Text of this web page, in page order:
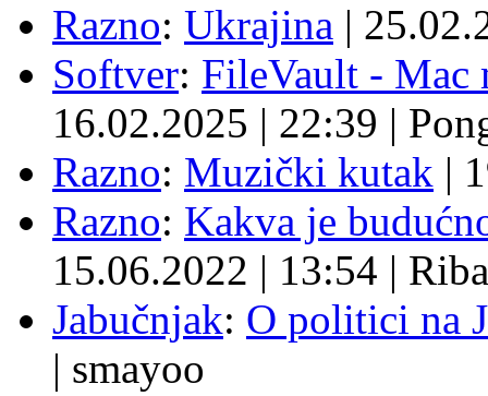
Razno: Ukrajina |
Softver: FileVault - Mac
16.02.2025 | 22:39 |
Razno: Muzički kutak |
Razno: Kakva je
15.06.2022 | 13:54 | Riba
Jabučnjak: O politici na
| smayoo